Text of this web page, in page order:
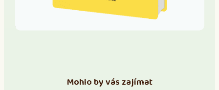
Mohlo by vás zajímat